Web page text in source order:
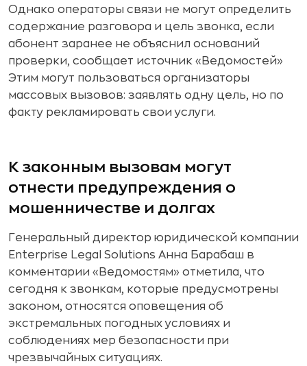
Однако операторы связи не могут определить
содержание разговора и цель звонка, если
абонент заранее не объяснил оснований
проверки, сообщает источник «Ведомостей»
Этим могут пользоваться организаторы
массовых вызовов: заявлять одну цель, но по
факту рекламировать свои услуги.
К законным вызовам могут
отнести предупреждения о
мошенничестве и долгах
Генеральный директор юридической компании
Enterprise Legal Solutions Анна Барабаш в
комментарии «Ведомостям» отметила, что
сегодня к звонкам, которые предусмотрены
законом, относятся оповещения об
экстремальных погодных условиях и
соблюдениях мер безопасности при
чрезвычайных ситуациях.